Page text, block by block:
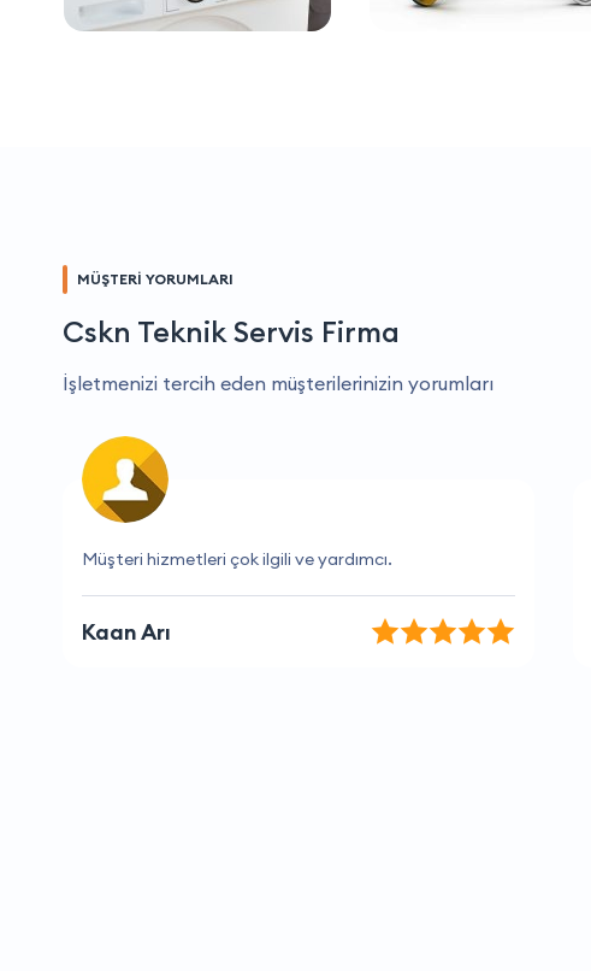
MÜŞTERİ YORUMLARI
Cskn Teknik Servis Firma
İşletmenizi tercih eden müşterilerinizin yorumları
Tam da aradığım hizmeti buldum.
Buse Şahin